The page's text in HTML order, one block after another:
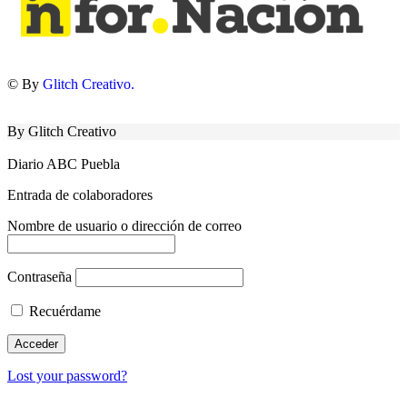
© By Glitch Creativo.
By Glitch Creativo
Diario ABC Puebla
Entrada de colaboradores
Nombre de usuario o dirección de correo
Contraseña
Recuérdame
Lost your password?